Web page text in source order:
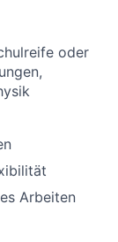
oder
Arbeiten